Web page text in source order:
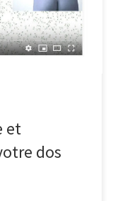
et
dos